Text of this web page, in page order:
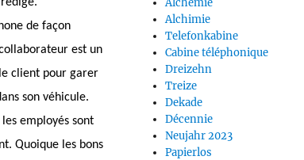
de façon
est un
client pour garer
son véhicule.
employés sont
Quoique les bons
Alchemie
Alchimie
Telefonkabine
Cabine téléphonique
Dreizehn
Treize
Dekade
Décennie
Neujahr 2023
Papierlos